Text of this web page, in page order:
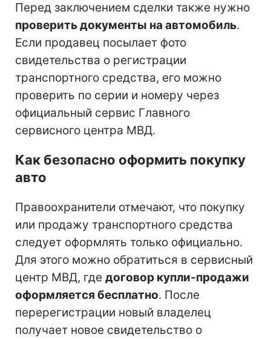
Перед заключением сделки также нужно
проверить документы на автомобиль.
Если продавец посылает фото
свидетельства о регистрации
транспортного средства, его можно
проверить по серии и номеру через
официальный сервис Главного
сервисного центра МВД.
Как безопасно оформить покупку
авто
Правоохранители отмечают, что покупку
или продажу транспортного средства
следует оформлять только официально.
Для этого можно обратиться в сервисный
центр МВД, где договор купли-продажи
оформляется бесплатно. После
перерегистрации новый владелец
получает новое свидетельство о